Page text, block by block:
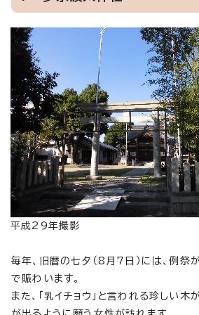
平成29年撮影
毎年、旧暦の七夕（8月7日）には、例祭
で賑わいます。
また、「乳イチョウ」と言われる珍しい木